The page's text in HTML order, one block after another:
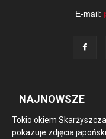
E-mail:
NAJNOWSZE
Tokio okiem
pokazuje zdjęcia